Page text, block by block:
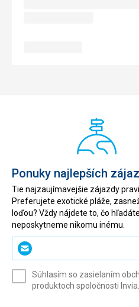
Ponuky najlepších
Tie najzaujímavejšie zájazdy
Preferujete exotické pláže,
loďou? Vždy nájdete to, čo
neposkytneme nikomu inému.
Zadajte
svoj
(povinné)
Súhlasím so zasielaním
produktoch spoločnosti